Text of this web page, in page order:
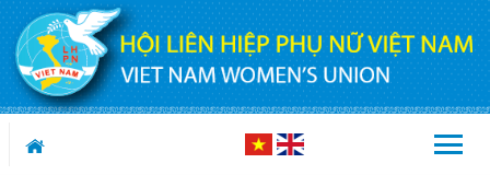
Truy cập nội dung luôn